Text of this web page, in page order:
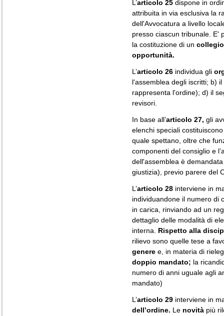
L’articolo 25 dispone in
attribuita in via esclusiva la
dell'Avvocatura a livello
presso ciascun tribunale. E'
la costituzione di un
opportunità.
L’articolo 26 individua gli
l'assemblea degli iscritti; b)
rappresenta l'ordine); d) il
revisori.
In base all’articolo 27, gli
elenchi speciali
quale spettano, oltre che
componenti del consiglio e
dell'assemblea è
giustizia), previo parere del
L’articolo 28 interviene in
individuandone il numero di
in carica, rinviando ad un
dettaglio delle modalità di
interna. Rispetto alla
rilievo sono quelle tese a
genere e, in materia di
doppio mandato; la
numero di anni uguale agli
mandato)
L’articolo 29 interviene in
dell’ordine. Le novità più